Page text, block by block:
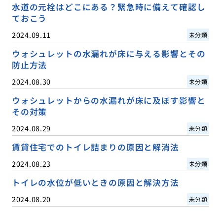
水道の元栓はどこにある？緊急時に備えて確認し
ておこう
2024.09.11 未分類
ウォシュレットの水漏れが床に与える影響とその
防止方法
2024.08.30 未分類
ウォシュレットからの水漏れが床に及ぼす影響と
その対策
2024.08.29 未分類
賃貸住宅でのトイレ詰まりの原因と解消法
2024.08.23 未分類
トイレの水位が低いときの原因と解決方法
2024.08.20 未分類